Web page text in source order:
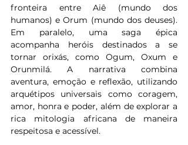
fronteira entre Aiê (mundo dos
humanos) e Orum (mundo dos deuses).
Em paralelo, uma saga épica
acompanha heróis destinados a se
tornar orixás, como Ogum, Oxum e
Orunmilá. A narrativa combina
aventura, emoção e reflexão, utilizando
arquétipos universais como coragem,
amor, honra e poder, além de explorar a
rica mitologia africana de maneira
respeitosa e acessível.